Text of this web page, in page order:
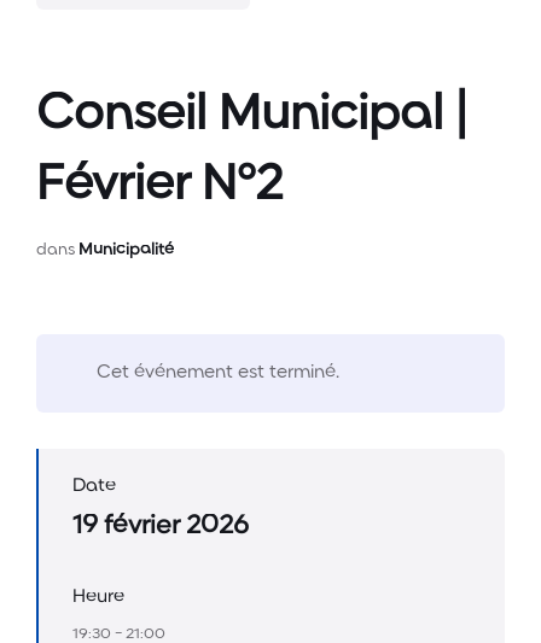
Conseil Municipal |
Février N°2
dans Municipalité
Cet événement est terminé.
Date
19 février 2026
Heure
19:30 - 21:00